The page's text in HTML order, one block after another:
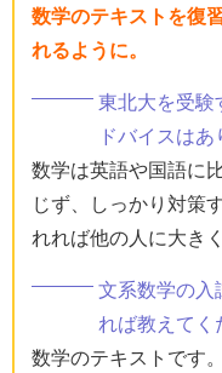
数学のテキストを復
れるように。
東北大を受験
ドバイスはあ
数学は英語や国語に
じず、しっかり対策
れれば他の人に大き
文系数学の入
れば教えてく
数学のテキストです